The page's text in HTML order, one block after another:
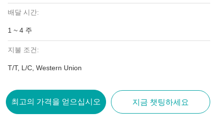
배달 시간:
1 ~ 4 주
지불 조건:
T/T, L/C, Western Union
최고의 가격을 얻으십시오 지금 챗팅하세요